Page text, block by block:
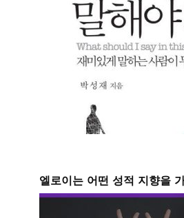
엘로이는 어떤 성적 지향을